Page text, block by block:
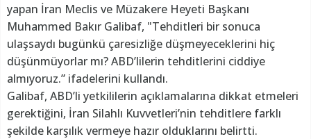
yapan İran Meclis ve Müzakere Heyeti Başkanı
Muhammed Bakır Galibaf, "Tehditleri bir sonuca
ulaşsaydı bugünkü çaresizliğe düşmeyeceklerini hiç
düşünmüyorlar mı? ABD’lilerin tehditlerini ciddiye
almıyoruz.” ifadelerini kullandı.
Galibaf, ABD’li yetkililerin açıklamalarına dikkat etmeleri
gerektiğini, İran Silahlı Kuvvetleri’nin tehditlere farklı
şekilde karşılık vermeye hazır olduklarını belirtti.